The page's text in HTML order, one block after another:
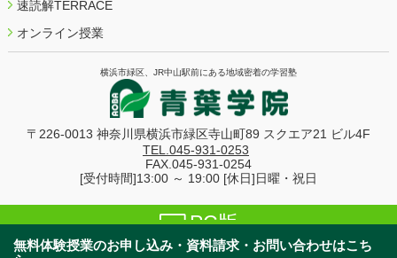
無料体験授業のお申し込み・資料請求・お問い合わせはこち
速読解TERRACE
オンライン授業
横浜市緑区、JR中山駅前にある地域密着の学習塾
〒226-0013 神奈川県横浜市緑区寺山町89 スクエア21 ビル4F
TEL.045-931-0253
FAX.045-931-0254
[受付時間]13:00 ～ 19:00 [休日]日曜・祝日
PC版